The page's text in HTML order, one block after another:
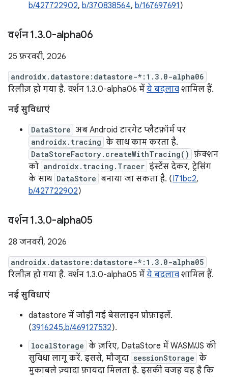
b/427722902, b/370838564, b/167697691 )
वर्शन 1.3.0-alpha06
25 फ़रवरी, 2026
androidx.datastore:datastore-*:1.3.0-alpha06
रिलीज़ हो गया है. वर्शन 1.3.0-alpha06 में ये बदलाव शामिल हैं.
नई सुविधाएं
DataStore अब Android टारगेट प्लैटफ़ॉर्म पर
androidx.tracing के साथ काम करता है.
DataStoreFactory.createWithTracing() फ़ंक्शन
को androidx.tracing.Tracer इंस्टेंस देकर, ट्रेसिंग
के साथ DataStore बनाया जा सकता है. (I71bc2,
b/427722902)
वर्शन 1.3.0-alpha05
28 जनवरी, 2026
androidx.datastore:datastore-*:1.3.0-alpha05
रिलीज़ हो गया है. वर्शन 1.3.0-alpha05 में ये बदलाव शामिल हैं.
नई सुविधाएं
datastore में जोड़ी गई बेसलाइन प्रोफ़ाइलें.
(3916245,b/469127532).
localStorage के ज़रिए, DataStore में WASM/JS की
सुविधा लागू करें. इससे, मौजूदा sessionStorage के
मुकाबले ज़्यादा फ़ायदा मिलता है. इसकी वजह यह है कि